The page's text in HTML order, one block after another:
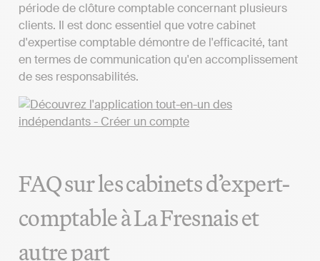
période de clôture comptable concernant plusieurs
clients. Il est donc essentiel que votre cabinet
d'expertise comptable démontre de l'efficacité, tant
en termes de communication qu'en accomplissement
de ses responsabilités.
FAQ sur les cabinets d’expert-
comptable à La Fresnais et
autre part